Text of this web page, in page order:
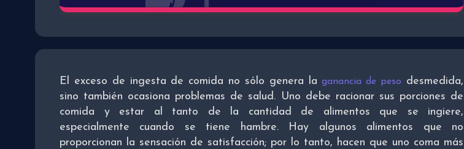
El exceso de ingesta de comida no sólo genera laganancia de peso
desmedida,
sino también ocasiona problemas de salud. Uno debe racionar sus porciones de
comida y estar al tanto de la cantidad de alimentos que se ingiere,
especialmente cuando se tiene hambre. Hay algunos alimentos que no
proporcionan la sensación de satisfacción; por lo tanto, hacen que uno coma más